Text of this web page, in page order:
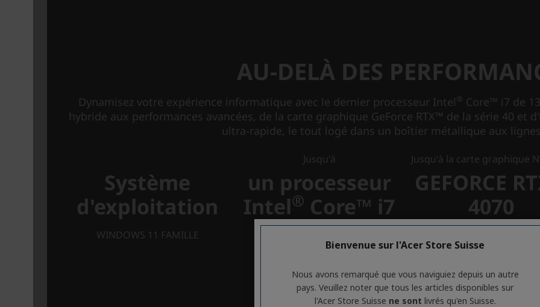
Bienvenue sur l'Acer Store Suisse
Nous avons remarqué que vous naviguiez depuis un autre
pays. Veuillez noter que tous les articles disponibles sur
l'Acer Store Suisse ne sont livrés qu'en Suisse.